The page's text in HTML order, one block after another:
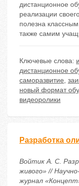
дистанционное
реализации
полезна
также самим
Ключевые слова:
дистанционное
саморазвитие,
новый формат
видеоролики
Разработка
Войтик А. С.
живого» //
журнал